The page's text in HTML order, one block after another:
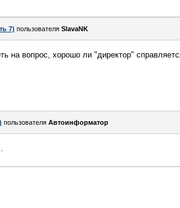
7) пользователя SlavaNK
на вопрос, хорошо ли "директор"
пользователя Автоинформатор